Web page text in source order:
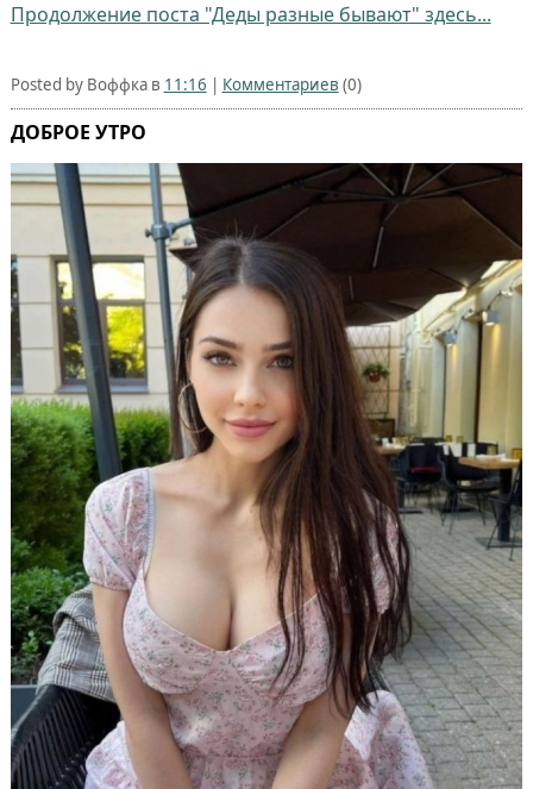
Продолжение поста "Деды разные бывают" здесь...
Posted by Воффка в 11:16 | Комментариев (0)
ДОБРОЕ УТРО